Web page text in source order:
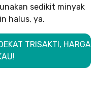
sedikit minyak
halus, ya.
TRISAKTI, HARGA